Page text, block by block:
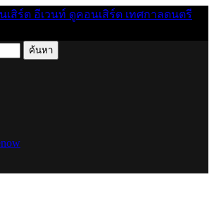
ร์ต อีเวนท์ ดูคอนเสิร์ต เทศกาลดนตรี เพลง